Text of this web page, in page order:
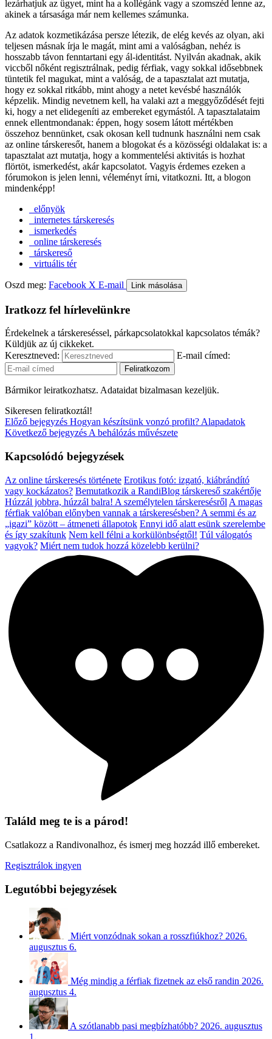
lezárhatjuk az ügyet, mint ha a kollégánk vagy a szomszéd lenne az,
akinek a társasága már nem kellemes számunka.
Az adatok kozmetikázása persze létezik, de elég kevés az olyan, aki
teljesen másnak írja le magát, mint ami a valóságban, nehéz is
hosszabb távon fenntartani egy ál-identitást. Nyilván akadnak, akik
viccből nőként regisztrálnak, pedig férfiak, vagy sokkal idősebbnek
tüntetik fel magukat, mint a valóság, de a tapasztalat azt mutatja,
hogy ez sokkal ritkább, mint ahogy a netet kevésbé használók
képzelik. Mindig nevetnem kell, ha valaki azt a meggyőződését fejti
ki, hogy a net elidegeníti az embereket egymástól. A tapasztalataim
ennek ellentmondanak: éppen, hogy sosem látott mértékben
összehoz bennünket, csak okosan kell tudnunk használni nem csak
az online társkeresőt, hanem a blogokat és a közösségi oldalakat is: a
tapasztalat azt mutatja, hogy a kommentelési aktivitás is hozhat
flörtöt, ismerkedést, akár kapcsolatot. Vagyis érdemes ezeken a
fórumokon is jelen lenni, véleményt írni, vitatkozni. Itt, a blogon
mindenképp!
előnyök
internetes társkeresés
ismerkedés
online társkeresés
társkereső
virtuális tér
Oszd meg: Facebook X E-mail Link másolása
Iratkozz fel hírlevelünkre
Érdekelnek a társkereséssel, párkapcsolatokkal kapcsolatos témák?
Küldjük az új cikkeket.
Keresztneved:
E-mail címed:
Bármikor leiratkozhatsz. Adataidat bizalmasan kezeljük.
Sikeresen feliratkoztál!
Előző bejegyzés Hogyan készítsünk vonzó profilt? Alapadatok
Következő bejegyzés A behálózás művészete
Kapcsolódó bejegyzések
Az online társkeresés története Erotikus fotó: izgató, kiábrándító
vagy kockázatos? Bemutatkozik a RandiBlog társkereső szakértője
Húzzál jobbra, húzzál balra! A személytelen társkeresésről A magas
férfiak valóban előnyben vannak a társkeresésben? A semmi és az
„igazi” között – átmeneti állapotok Ennyi idő alatt esünk szerelembe
és így szakítunk Nem kell félni a korkülönbségtől! Túl válogatós
vagyok? Miért nem tudok hozzá közelebb kerülni?
Találd meg te is a párod!
Csatlakozz a Randivonalhoz, és ismerj meg hozzád illő embereket.
Regisztrálok ingyen
Legutóbbi bejegyzések
Miért vonzódnak sokan a rosszfiúkhoz? 2026.
augusztus 6.
Még mindig a férfiak fizetnek az első randin 2026.
augusztus 4.
A szótlanabb pasi megbízhatóbb? 2026. augusztus
1.